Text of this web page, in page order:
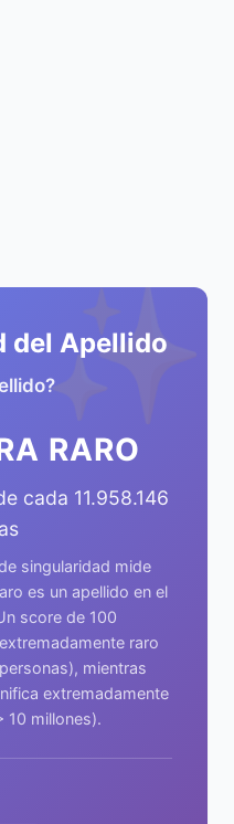
✨
del Apellido
RARO
cada 11.958.146
singularidad mide
es un apellido en el
score de 100
raro
mientras
extremadamente
10 millones).